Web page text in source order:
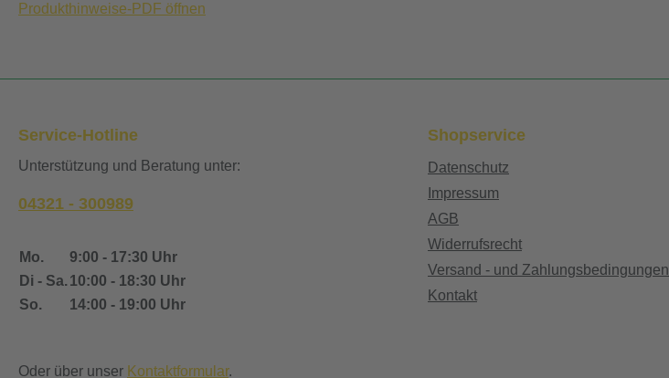
Produkthinweise-PDF öffnen
Service-Hotline
Unterstützung und Beratung unter:
04321 - 300989
Mo.
9:00 - 17:30 Uhr
Di - Sa. 10:00 - 18:30 Uhr
So.
14:00 - 19:00 Uhr
Oder über unser Kontaktformular.
Shopservice
Datenschutz
Impressum
AGB
Widerrufsrecht
Versand - und Zahlungsbedingungen
Kontakt